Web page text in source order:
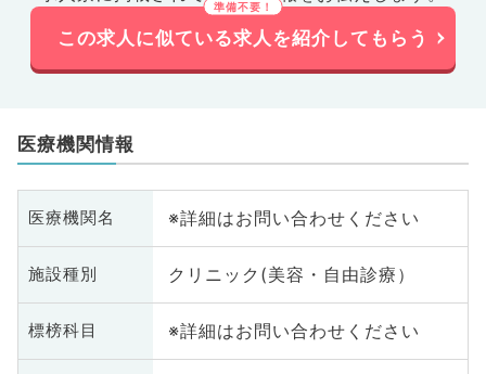
この求人に似ている求人を紹介してもらう
医療機関情報
医療機関名 ※詳細はお問い合わせください
施設種別 クリニック(美容・自由診療）
標榜科目 ※詳細はお問い合わせください